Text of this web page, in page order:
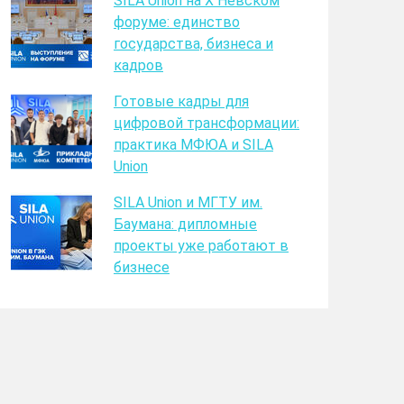
форуме: единство
государства, бизнеса и
кадров
Готовые кадры для
цифровой трансформации:
практика МФЮА и SILA
Union
SILA Union и МГТУ им.
Баумана: дипломные
проекты уже работают в
бизнесе